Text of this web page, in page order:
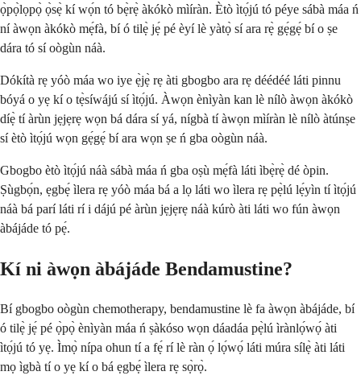
ọ̀pọ̀lọpọ̀ ọ̀sẹ̀ kí wọ́n tó bẹ̀rẹ̀ àkókò mìíràn. Ètò ìtọ́jú tó péye sábà máa ń
ní àwọn àkókò mẹ́fà, bí ó tilẹ̀ jẹ́ pé èyí lè yàtọ̀ sí ara rẹ̀ gẹ́gẹ́ bí o ṣe
dára tó sí oògùn náà.
Dókítà rẹ yóò máa wo iye ẹ̀jẹ̀ rẹ àti gbogbo ara rẹ déédéé láti pinnu
bóyá o yẹ kí o tẹ̀síwájú sí ìtọ́jú. Àwọn ènìyàn kan lè nílò àwọn àkókò
díẹ̀ tí àrùn jẹjẹrẹ wọn bá dára sí yá, nígbà tí àwọn mìíràn lè nílò àtúnṣe
sí ètò ìtọ́jú wọn gẹ́gẹ́ bí ara wọn ṣe ń gba oògùn náà.
Gbogbo ètò ìtọ́jú náà sábà máa ń gba oṣù mẹ́fà láti ìbẹ̀rẹ̀ dé òpin.
Ṣùgbọ́n, ẹgbẹ́ ìlera rẹ yóò máa bá a lọ láti wo ìlera rẹ pẹ̀lú lẹ́yìn tí ìtọ́jú
náà bá parí láti rí i dájú pé àrùn jẹjẹrẹ náà kúrò àti láti wo fún àwọn
àbájáde tó pẹ́.
Kí ni àwọn àbájáde Bendamustine?
Bí gbogbo oògùn chemotherapy, bendamustine lè fa àwọn àbájáde, bí
ó tilẹ̀ jẹ́ pé ọ̀pọ̀ ènìyàn máa ń ṣàkóso wọn dáadáa pẹ̀lú ìrànlọ́wọ́ àti
ìtọ́jú tó yẹ. Ìmọ̀ nípa ohun tí a fẹ́ rí lè ràn ọ́ lọ́wọ́ láti múra sílẹ̀ àti láti
mọ ìgbà tí o yẹ kí o bá ẹgbẹ́ ìlera rẹ sọ̀rọ̀.